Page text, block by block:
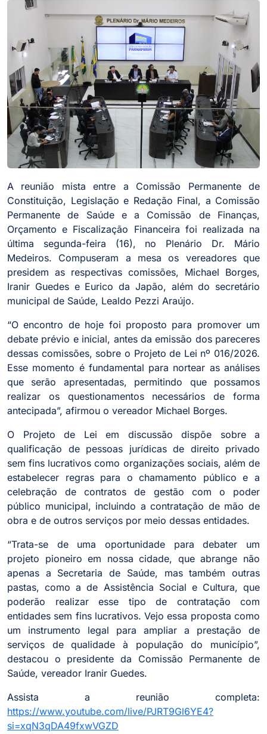
A reunião mista entre a Comissão Permanente de
Constituição, Legislação e Redação Final, a Comissão
Permanente de Saúde e a Comissão de Finanças,
Orçamento e Fiscalização Financeira foi realizada na
última segunda-feira (16), no Plenário Dr. Mário
Medeiros. Compuseram a mesa os vereadores que
presidem as respectivas comissões, Michael Borges,
Iranir Guedes e Eurico da Japão, além do secretário
municipal de Saúde, Lealdo Pezzi Araújo.
“O encontro de hoje foi proposto para promover um
debate prévio e inicial, antes da emissão dos pareceres
dessas comissões, sobre o Projeto de Lei nº 016/2026.
Esse momento é fundamental para nortear as análises
que serão apresentadas, permitindo que possamos
realizar os questionamentos necessários de forma
antecipada”, afirmou o vereador Michael Borges.
O Projeto de Lei em discussão dispõe sobre a
qualificação de pessoas jurídicas de direito privado
sem fins lucrativos como organizações sociais, além de
estabelecer regras para o chamamento público e a
celebração de contratos de gestão com o poder
público municipal, incluindo a contratação de mão de
obra e de outros serviços por meio dessas entidades.
“Trata-se de uma oportunidade para debater um
projeto pioneiro em nossa cidade, que abrange não
apenas a Secretaria de Saúde, mas também outras
pastas, como a de Assistência Social e Cultura, que
poderão realizar esse tipo de contratação com
entidades sem fins lucrativos. Vejo essa proposta como
um instrumento legal para ampliar a prestação de
serviços de qualidade à população do município”,
destacou o presidente da Comissão Permanente de
Saúde, vereador Iranir Guedes.
Assista a reunião completa:
https://www.youtube.com/live/PJRT9Gl6YE4?
si=xqN3qDA49fxwVGZD